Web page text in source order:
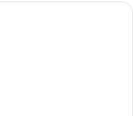
房, 泳池景 | 迷你吧、房內夾萬